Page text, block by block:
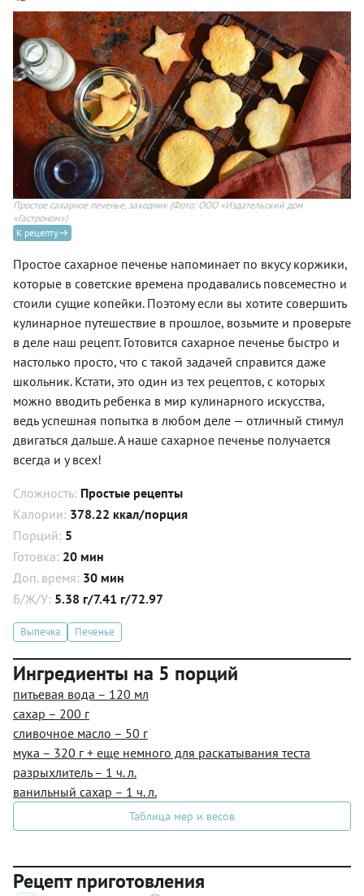
Простое сахарное печенье, заходник(Фото: ООО «Издательский дом
«Гастроном»)
К рецепту
Простое сахарное печенье напоминает по вкусу коржики,
которые в советские времена продавались повсеместно и
стоили сущие копейки. Поэтому если вы хотите совершить
кулинарное путешествие в прошлое, возьмите и проверьте
в деле наш рецепт. Готовится сахарное печенье быстро и
настолько просто, что с такой задачей справится даже
школьник. Кстати, это один из тех рецептов, с которых
можно вводить ребенка в мир кулинарного искусства,
ведь успешная попытка в любом деле — отличный стимул
двигаться дальше. А наше сахарное печенье получается
всегда и у всех!
Сложность: Простые рецепты
Калории: 378.22 ккал/порция
Порций: 5
Готовка: 20 мин
Доп. время: 30 мин
Б/Ж/У: 5.38 г/7.41 г/72.97
Выпечка Печенье
Ингредиенты на 5 порций
питьевая вода – 120 мл
сахар – 200 г
сливочное масло – 50 г
мука – 320 г + еще немного для раскатывания теста
разрыхлитель – 1 ч. л.
ванильный сахар – 1 ч. л.
Таблица мер и весов
Рецепт приготовления